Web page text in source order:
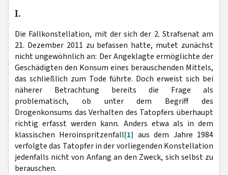
I.
Die Fallkonstellation, mit der sich der 2. Strafsenat am
21. Dezember 2011 zu befassen hatte, mutet zunächst
nicht ungewöhnlich an: Der Angeklagte ermöglichte der
Geschädigten den Konsum eines berauschenden Mittels,
das schließlich zum Tode führte. Doch erweist sich bei
näherer Betrachtung bereits die Frage als
problematisch, ob unter dem Begriff des
Drogenkonsums das Verhalten des Tatopfers überhaupt
richtig erfasst werden kann. Anders etwa als in dem
klassischen Heroinspritzenfall[1] aus dem Jahre 1984
verfolgte das Tatopfer in der vorliegenden Konstellation
jedenfalls nicht von Anfang an den Zweck, sich selbst zu
berauschen.